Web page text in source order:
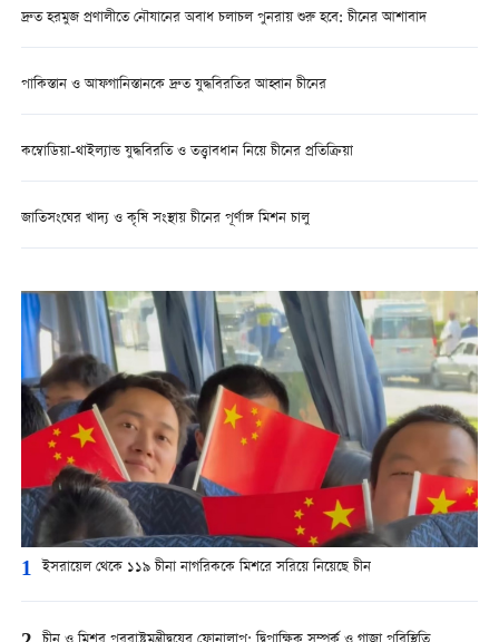
দ্রুত হরমুজ প্রণালীতে নৌযানের অবাধ চলাচল পুনরায় শুরু হবে: চীনের আশাবাদ
পাকিস্তান ও আফগানিস্তানকে দ্রুত যুদ্ধবিরতির আহ্বান চীনের
কম্বোডিয়া-থাইল্যান্ড যুদ্ধবিরতি ও তত্ত্বাবধান নিয়ে চীনের প্রতিক্রিয়া
জাতিসংঘের খাদ্য ও কৃষি সংস্থায় চীনের পূর্ণাঙ্গ মিশন চালু
1 ইসরায়েল থেকে ১১৯ চীনা নাগরিককে মিশরে সরিয়ে নিয়েছে চীন